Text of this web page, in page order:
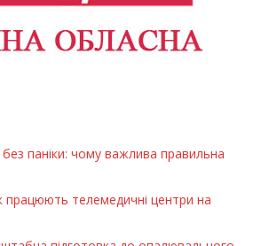
паніки: чому важлива правильна
працюють телемедичні центри на